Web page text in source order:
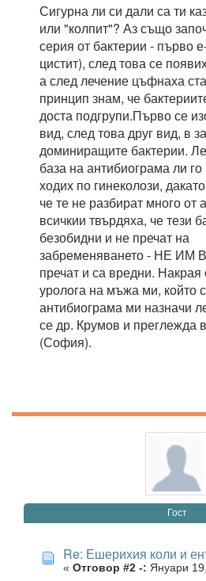
Сигурна ли си дали са ти
или "колпит"? Аз също
серия от бактерии - първо
цистит), след това се
а след лечение цъфнаха
принцип знам, че
доста подгрупи.Първо се
вид, след това друг вид, в
доминиращите бактерии.
база на антибиограма ли
ходих по гинеколози,
че те не разбират много от
всичкии твърдяха, че тези
безобидни и не пречат на
забременяването - НЕ ИМ
пречат и са вредни. Накрая
уролога на мъжа ми, който
антибиограма ми назначи
се др. Крумов и преглежда
(София).
Гост
Re: Ешерихия коли и
« Отговор #2 -: Януари